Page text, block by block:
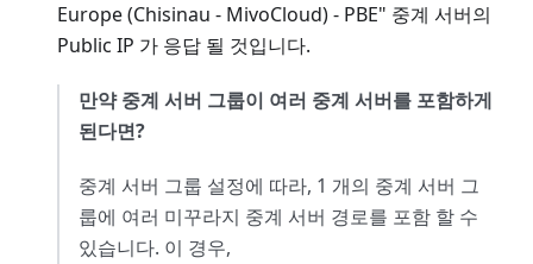
Europe (Chisinau - MivoCloud) - PBE" 중계 서버의
Public IP 가 응답 될 것입니다.
만약 중계 서버 그룹이 여러 중계 서버를 포함하게
된다면?
중계 서버 그룹 설정에 따라, 1 개의 중계 서버 그
룹에 여러 미꾸라지 중계 서버 경로를 포함 할 수
있습니다. 이 경우,